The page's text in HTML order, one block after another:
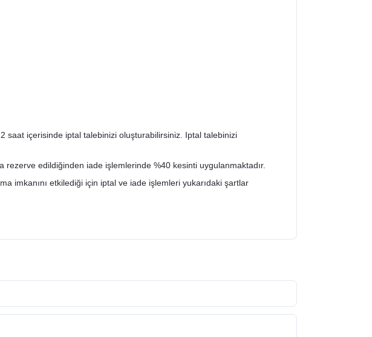
saat içerisinde iptal talebinizi oluşturabilirsiniz. Iptal talebinizi
edildiğinden iade işlemlerinde %40 kesinti uygulanmaktadır.
imkanını etkilediği için iptal ve iade işlemleri yukarıdaki şartlar